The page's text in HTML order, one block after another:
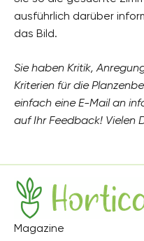
ausführlich darüber
das Bild.
Sie haben Kritik,
Kriterien für die
einfach eine E-Mail an
auf Ihr Feedback! Vielen
Hortica
Magazine